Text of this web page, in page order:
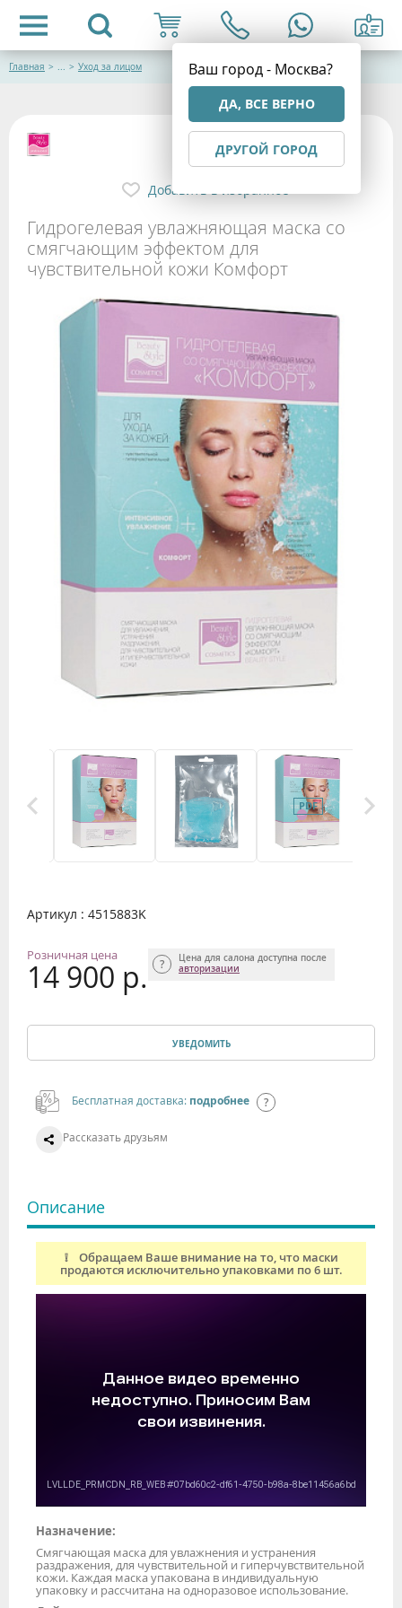
Ваш город - Москва?
ДА, ВСЕ ВЕРНО
ДРУГОЙ ГОРОД
Главная > ... > Уход за лицом
Гидрогелевая увлажняющая маска со
смягчающим эффектом для
чувствительной кожи Комфорт
Добавить в избранное
Артикул : 4515883K
Розничная цена
14 900 р.
Цена для салона доступна после
авторизации
УВЕДОМИТЬ
Бесплатная доставка: подробнее
Рассказать друзьям
Описание
❕ Обращаем Ваше внимание на то, что маски
продаются исключительно упаковками по 6 шт.
Назначение:
Смягчающая маска для увлажнения и устранения
раздражения, для чувствительной и гиперчувствительной
кожи. Каждая маска упакована в индивидуальную
упаковку и рассчитана на одноразовое использование.